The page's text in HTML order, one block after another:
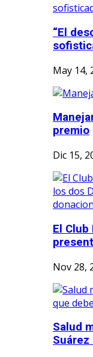
“El
May 14,
premio
Dic 15,
El
Nov 28,
Salud
Suárez